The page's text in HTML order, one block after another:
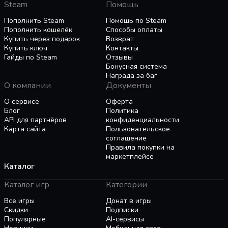
много дел, и все надо успеть, ведь время в
каждой зоне может закончиться! Постараетесь
развить отношения и открыть новые навыки?
Будете рыскать по пустоши в поисках чего-
нибудь ценного? Потренируетесь с
напарниками, чтобы стать сильнее? Или просто
сразу же побежите в подземелье? Решать вам,
но времени у вас мало.
Изучение подземелий
Так называемая «Стена» таинственна и опасна.
Время уходит, и вам придется очень быстро
преодолевать ловушки, загадки и
танцевальные мини-игры. К счастью, друзья
могут помочь вам, когда станет совсем
страшно.
В игре есть полностью анимированные 2D-
ролики, которые меняются в зависимости от
того, с кем вы встречаетесь. Погрузитесь в этот
Steam
Пополнить Steam
Пополнить кошелёк
Купить через подарок
Купить ключ
Гайды по Steam
Помощь
Помощь по Steam
Способы оплаты
Возврат
Контакты
Отзывы
Бонусная система
Награда за баг
О компании
О сервисе
Блог
API для партнёров
Карта сайта
Документы
Оферта
Политика
конфиденциальности
Пользовательское
соглашение
Правила покупки на
маркетплейсе
Каталог
Каталог игр
Все игры
Скидки
Популярные
Категории
Донат в игры
Подписки
AI-сервисы